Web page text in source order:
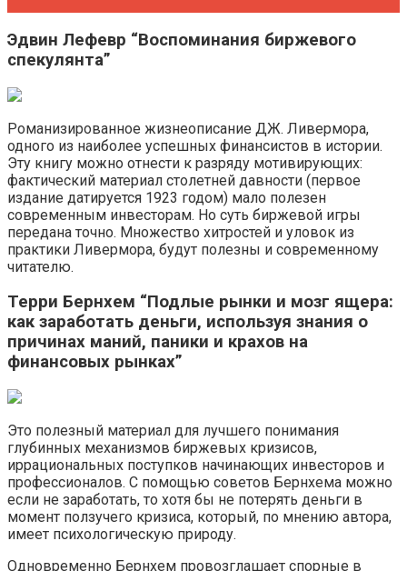
Эдвин Лефевр “Воспоминания биржевого
спекулянта”
Романизированное жизнеописание ДЖ. Ливермора,
одного из наиболее успешных финансистов в истории.
Эту книгу можно отнести к разряду мотивирующих:
фактический материал столетней давности (первое
издание датируется 1923 годом) мало полезен
современным инвесторам. Но суть биржевой игры
передана точно. Множество хитростей и уловок из
практики Ливермора, будут полезны и современному
читателю.
Терри Бернхем “Подлые рынки и мозг ящера:
как заработать деньги, используя знания о
причинах маний, паники и крахов на
финансовых рынках”
Это полезный материал для лучшего понимания
глубинных механизмов биржевых кризисов,
иррациональных поступков начинающих инвесторов и
профессионалов. С помощью советов Бернхема можно
если не заработать, то хотя бы не потерять деньги в
момент ползучего кризиса, который, по мнению автора,
имеет психологическую природу.
Одновременно Бернхем провозглашает спорные в